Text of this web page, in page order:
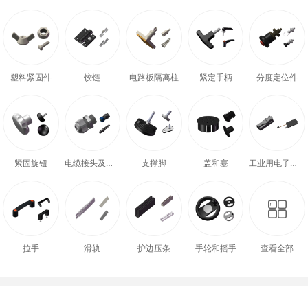
塑料紧固件 铰链 电路板隔离柱 紧定手柄 分度定位件
紧固旋钮 电缆接头及配件 支撑脚 盖和塞 工业用电子式门锁
拉手 滑轨 护边压条 手轮和摇手 查看全部